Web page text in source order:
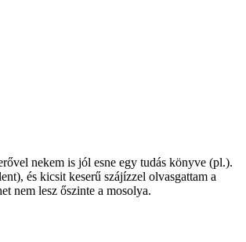
nekem is jól esne egy tudás könyve (pl.).
és kicsit keserű szájízzel olvasgattam a
nem lesz őszinte a mosolya.